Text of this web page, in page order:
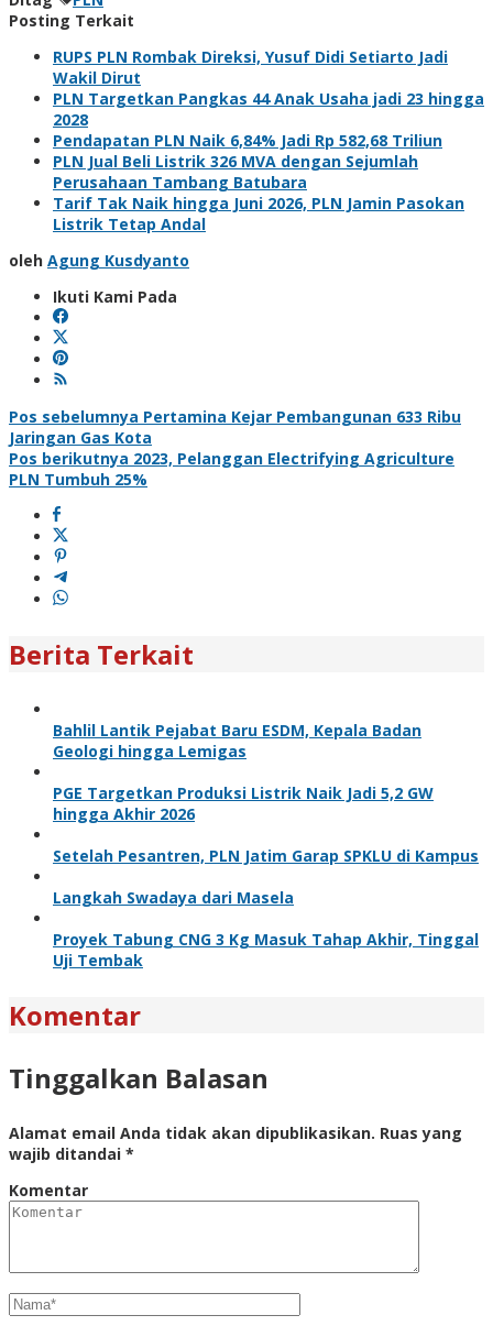
Posting Terkait
RUPS PLN Rombak Direksi, Yusuf Didi Setiarto Jadi
Wakil Dirut
PLN Targetkan Pangkas 44 Anak Usaha jadi 23 hingga
2028
Pendapatan PLN Naik 6,84% Jadi Rp 582,68 Triliun
PLN Jual Beli Listrik 326 MVA dengan Sejumlah
Perusahaan Tambang Batubara
Tarif Tak Naik hingga Juni 2026, PLN Jamin Pasokan
Listrik Tetap Andal
oleh Agung Kusdyanto
Ikuti Kami Pada
Navigasi
pos
Pos sebelumnya Pertamina Kejar Pembangunan 633 Ribu
Jaringan Gas Kota
Pos berikutnya 2023, Pelanggan Electrifying Agriculture
PLN Tumbuh 25%
Berita Terkait
Bahlil Lantik Pejabat Baru ESDM, Kepala Badan
Geologi hingga Lemigas
PGE Targetkan Produksi Listrik Naik Jadi 5,2 GW
hingga Akhir 2026
Setelah Pesantren, PLN Jatim Garap SPKLU di Kampus
Langkah Swadaya dari Masela
Proyek Tabung CNG 3 Kg Masuk Tahap Akhir, Tinggal
Uji Tembak
Komentar
Tinggalkan Balasan
Alamat email Anda tidak akan dipublikasikan. Ruas yang
wajib ditandai *
Komentar